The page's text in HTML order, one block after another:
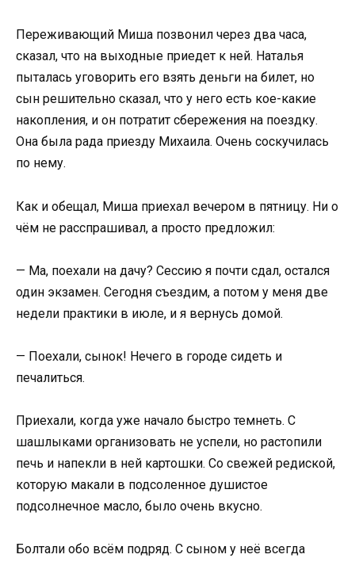
Переживающий Миша позвонил через два часа,
сказал, что на выходные приедет к ней. Наталья
пыталась уговорить его взять деньги на билет, но
сын решительно сказал, что у него есть кое-какие
накопления, и он потратит сбережения на поездку.
Она была рада приезду Михаила. Очень соскучилась
по нему.
Как и обещал, Миша приехал вечером в пятницу. Ни о
чём не расспрашивал, а просто предложил:
— Ма, поехали на дачу? Сессию я почти сдал, остался
один экзамен. Сегодня съездим, а потом у меня две
недели практики в июле, и я вернусь домой.
— Поехали, сынок! Нечего в городе сидеть и
печалиться.
Приехали, когда уже начало быстро темнеть. С
шашлыками организовать не успели, но растопили
печь и напекли в ней картошки. Со свежей редиской,
которую макали в подсоленное душистое
подсолнечное масло, было очень вкусно.
Болтали обо всём подряд. С сыном у неё всегда